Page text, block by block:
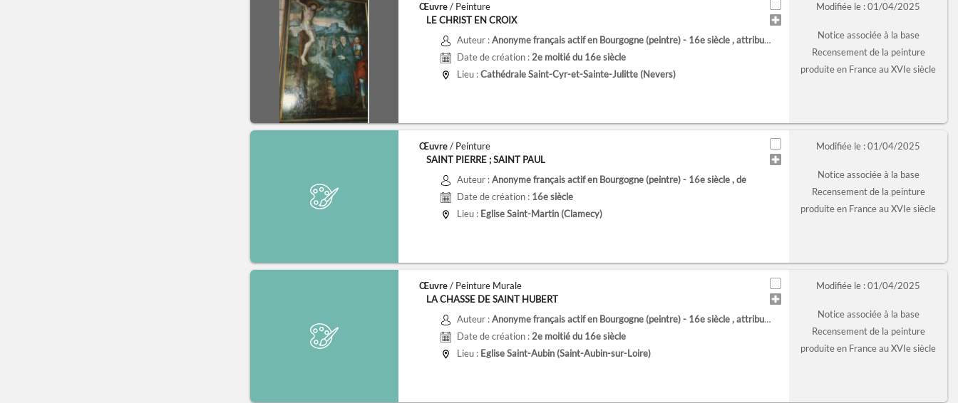
Œuvre/ Peinture
LE CHRIST EN CROIX
Auteur :Anonyme français actif en Bourgogne (peintre) - 16e siècle, attribué à
Date de création : 2e moitié du 16e siècle
Lieu :Cathédrale Saint-Cyr-et-Sainte-Julitte (Nevers)
Modifiée le : 01/04/2025
Notice associée à la base
Recensement de la peinture
produite en France au XVIe siècle
Œuvre/ Peinture
SAINT PIERRE ; SAINT PAUL
Auteur :Anonyme français actif en Bourgogne (peintre) - 16e siècle, de
Date de création : 16e siècle
Lieu : Eglise Saint-Martin (Clamecy)
Modifiée le : 01/04/2025
Notice associée à la base
Recensement de la peinture
produite en France au XVIe siècle
Œuvre/ Peinture Murale
LA CHASSE DE SAINT HUBERT
Auteur :Anonyme français actif en Bourgogne (peintre) - 16e siècle, attribué à
Date de création : 2e moitié du 16e siècle
Lieu : Eglise Saint-Aubin (Saint-Aubin-sur-Loire)
Modifiée le : 01/04/2025
Notice associée à la base
Recensement de la peinture
produite en France au XVIe siècle